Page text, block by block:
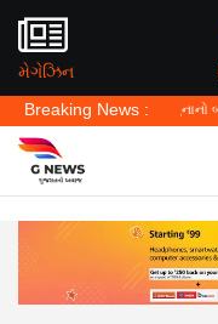
મેગેઝિન
Breaking News :
લો' ગુનાનો બચાવ નહીં બને